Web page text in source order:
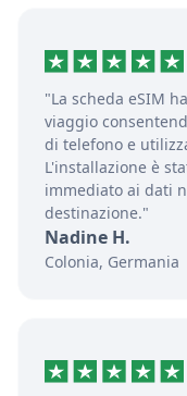
"La scheda eSIM
viaggio
di telefono e
L'installazione è
immediato ai dati
destinazione."
Nadine H.
Colonia, Germania